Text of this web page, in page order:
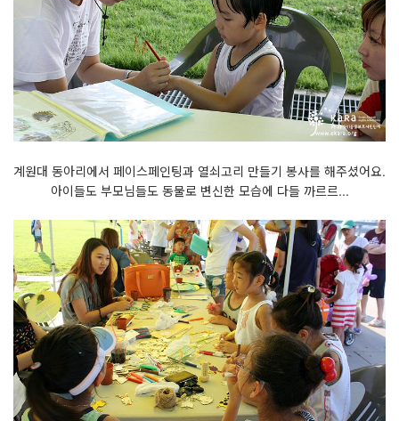
계원대 동아리에서 페이스페인팅과 열쇠고리 만들기 봉사를 해주셨어요.
아이들도 부모님들도 동물로 변신한 모습에 다들 까르르...